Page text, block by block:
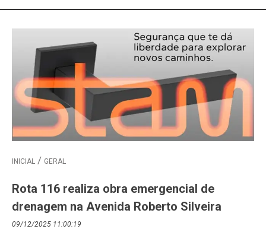
INICIAL GERAL
Rota 116 realiza obra emergencial de
drenagem na Avenida Roberto Silveira
09/12/2025 11:00:19